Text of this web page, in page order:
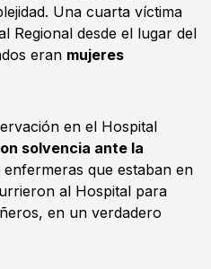
Una cuarta víctima
Regional desde el lugar del
eran mujeres
en el Hospital
solvencia ante la
enfermeras que estaban en
al Hospital para
en un verdadero